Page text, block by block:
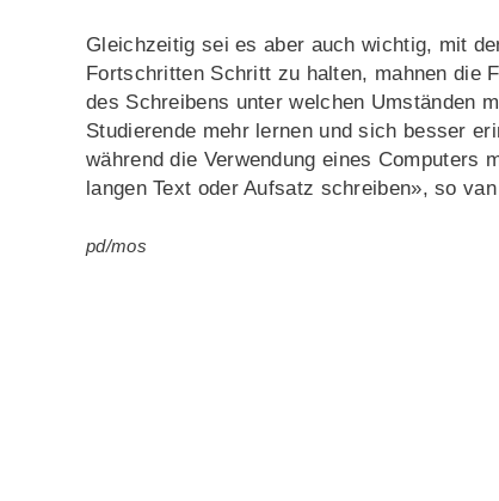
Gleichzeitig sei es aber auch wichtig, mit
Fortschritten Schritt zu halten, mahnen die
des Schreibens unter welchen Umständen
Studierende mehr lernen und sich besser
während die Verwendung eines Computers
langen Text oder Aufsatz schreiben», so
pd/mos